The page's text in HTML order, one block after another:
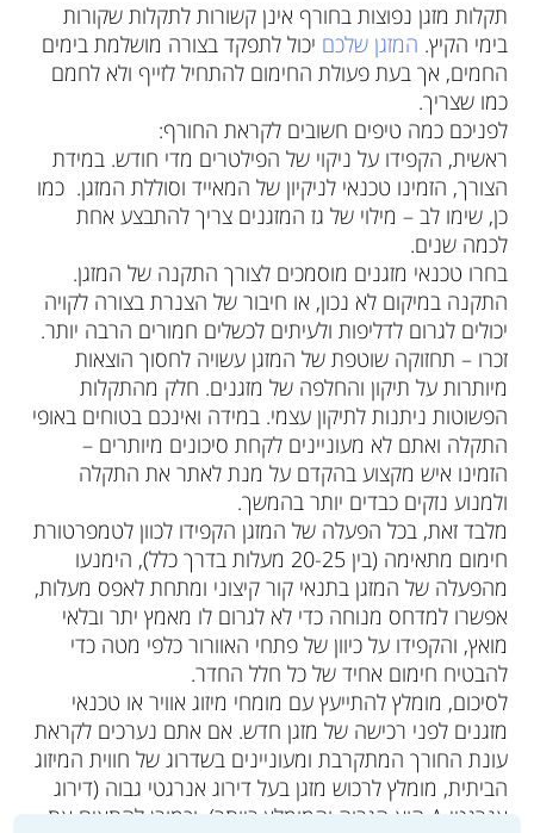
תקלות מזגן נפוצות בחורף אינן קשורות לתקלות שקורות
בימי הקיץ. המזגן שלכם יכול לתפקד בצורה מושלמת בימים
החמים, אך בעת פעולת החימום להתחיל לזייף ולא לחמם
כמו שצריך.
לפניכם כמה טיפים חשובים לקראת החורף:
ראשית, הקפידו על ניקוי של הפילטרים מדי חודש. במידת
הצורך, הזמינו טכנאי לניקיון של המאייד וסוללת המזגן. כמו
כן, שימו לב – מילוי של גז המזגנים צריך להתבצע אחת
לכמה שנים.
בחרו טכנאי מזגנים מוסמכים לצורך התקנה של המזגן.
התקנה במיקום לא נכון, או חיבור של הצנרת בצורה לקויה
יכולים לגרום לדליפות ולעיתים לכשלים חמורים הרבה יותר.
זכרו – תחזוקה שוטפת של המזגן עשויה לחסוך הוצאות
מיותרות על תיקון והחלפה של מזגנים. חלק מהתקלות
הפשוטות ניתנות לתיקון עצמי. במידה ואינכם בטוחים באופי
התקלה ואתם לא מעוניינים לקחת סיכונים מיותרים –
הזמינו איש מקצוע בהקדם על מנת לאתר את התקלה
ולמנוע נזקים כבדים יותר בהמשך.
מלבד זאת, בכל הפעלה של המזגן הקפידו לכוון לטמפרטורת
חימום מתאימה (בין 20-25 מעלות בדרך כלל), הימנעו
מהפעלה של המזגן בתנאי קור קיצוני ומתחת לאפס מעלות,
אפשרו למדחס מנוחה כדי לא לגרום לו מאמץ יתר ובלאי
מואץ, והקפידו על כיוון של פתחי האוורור כלפי מטה כדי
להבטיח חימום אחיד של כל חלל החדר.
לסיכום, מומלץ להתייעץ עם מומחי מיזוג אוויר או טכנאי
מזגנים לפני רכישה של מזגן חדש. אם אתם נערכים לקראת
עונת החורך המתקרבת ומעוניינים בשדרוג של חווית המיזוג
הביתית, מומלץ לרכוש מזגן בעל דירוג אנרגטי גבוה (דירוג
אנרגטי A הוא הגבוה והמומלץ ביותר), וכמובן להתאים את